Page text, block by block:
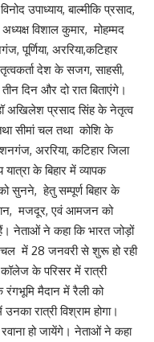
उपाध्याय, बाल्मीकि प्रसाद,
विशाल कुमार, मोहम्मद
अररिया,कटिहार
देश के सजग, साहसी,
दिन और दो रात बिताएंगे।
अखिलेश प्रसाद सिंह के नेतृत्व
सीमां चल तथा कोशि के
अररिया, कटिहार जिला
के बिहार में व्यापक
सुनने, हेतु सम्पूर्ण बिहार के
मजदूर, एवं आमजन को
नेताओं ने कहा कि भारत जोड़ों
चल में 28 जनवरी से शुरू हो रही
के परिसर में रात्री
रंगभूमि मैदान में रैली को
रात्री विश्राम होगा।
हो जायेंगे। नेताओं ने कहा